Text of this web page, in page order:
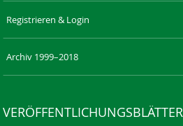
Registrieren & Login
Archiv 1999–2018
VERÖFFENTLICHUNGSBLÄTTER